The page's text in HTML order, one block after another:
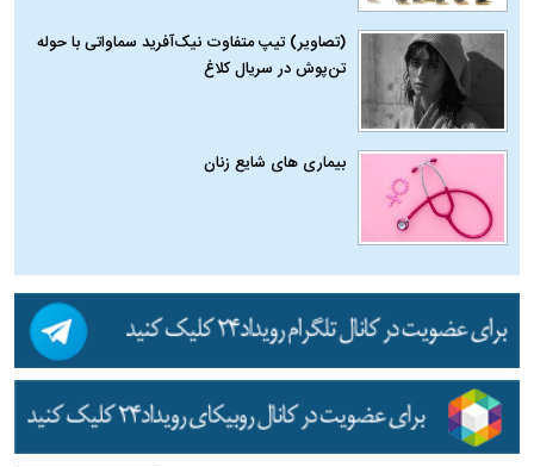
(تصاویر) تیپ متفاوت نیک‌آفرید سماواتی با حوله
تن‌پوش در سریال کلاغ
بیماری‌ های شایع زنان